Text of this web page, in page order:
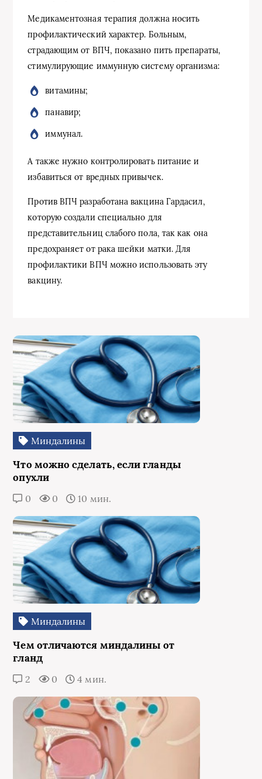
Медикаментозная терапия должна носить
профилактический характер. Больным,
страдающим от ВПЧ, показано пить препараты,
стимулирующие иммунную систему организма:
витамины;
панавир;
иммунал.
А также нужно контролировать питание и
избавиться от вредных привычек.
Против ВПЧ разработана вакцина Гардасил,
которую создали специально для
представительниц слабого пола, так как она
предохраняет от рака шейки матки. Для
профилактики ВПЧ можно использовать эту
вакцину.
Миндалины
Что можно сделать, если гланды
опухли
0 0 10 мин.
Миндалины
Чем отличаются миндалины от
гланд
2 0 4 мин.